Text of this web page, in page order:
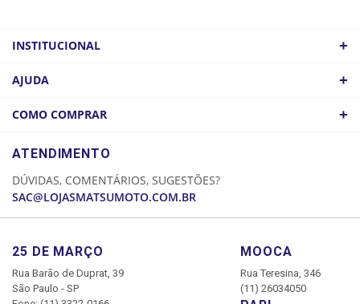
INSTITUCIONAL +
COMO CHEGAR
AJUDA +
COMO COMPRAR +
CADASTRE-SE
MINHA CONTA
MEUS PEDIDOS
ATENDIMENTO
DÚVIDAS, COMENTÁRIOS, SUGESTÕES?
SAC@LOJASMATSUMOTO.COM.BR
25 DE MARÇO
Rua Barão de Duprat, 39
São Paulo - SP
MOOCA
Rua Teresina, 346
(11) 26034050